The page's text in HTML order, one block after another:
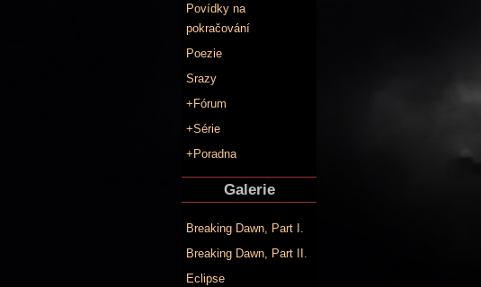
Povídky na
pokračování
Poezie
Srazy
+Fórum
+Série
+Poradna
Galerie
Breaking Dawn, Part I.
Breaking Dawn, Part II.
Eclipse